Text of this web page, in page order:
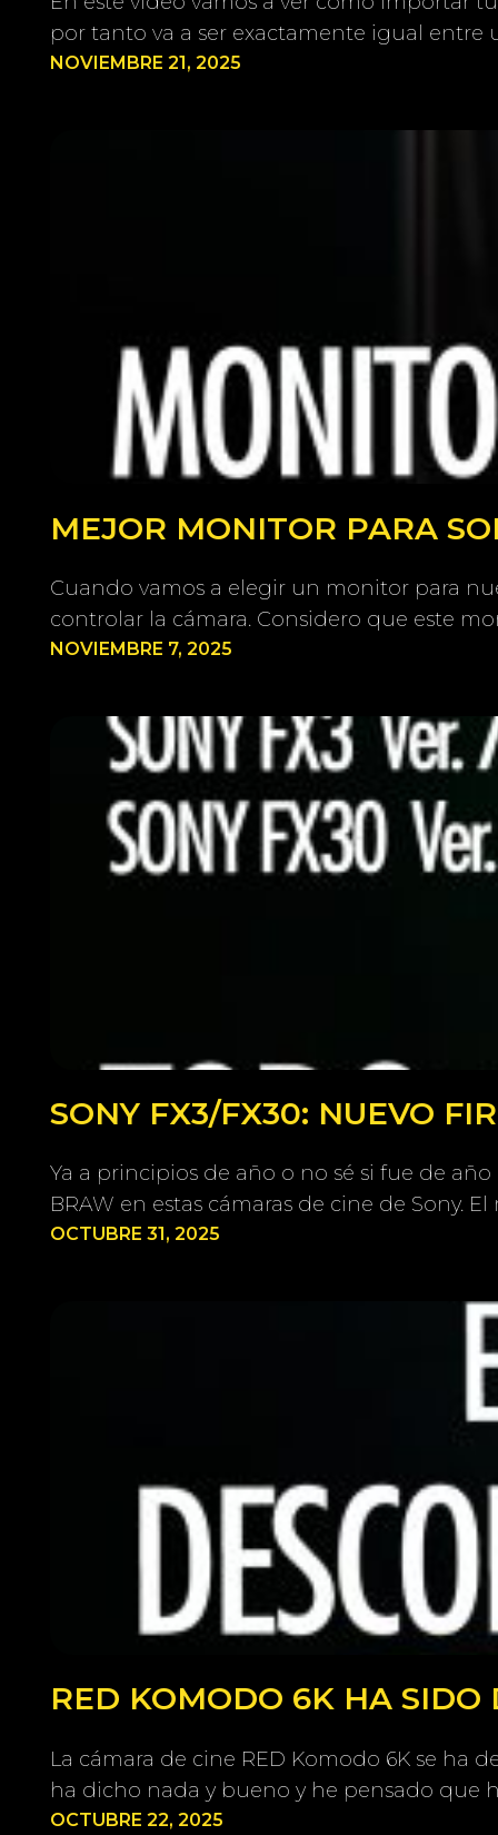
por tanto va a ser exactamente igual entre
NOVIEMBRE 21, 2025
MEJOR MONITOR PARA
Cuando vamos a elegir un monitor para
controlar la cámara. Considero que este
NOVIEMBRE 7, 2025
SONY FX3/FX30: NUEVO
Ya a principios de año o no sé si fue de
BRAW en estas cámaras de cine de Sony.
OCTUBRE 31, 2025
RED KOMODO 6K HA SIDO
La cámara de cine RED Komodo 6K se ha
ha dicho nada y bueno y he pensado que
OCTUBRE 22, 2025